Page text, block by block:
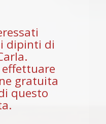
dipinti di
effettuare
gratuita
questo